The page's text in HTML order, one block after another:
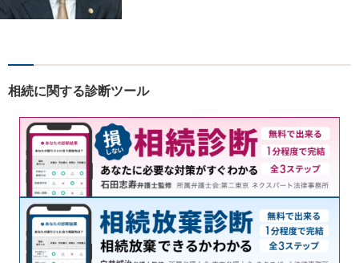
迅速かつ丁寧な対応を心が
します【放出駅1分】
相続に関する診断ツール